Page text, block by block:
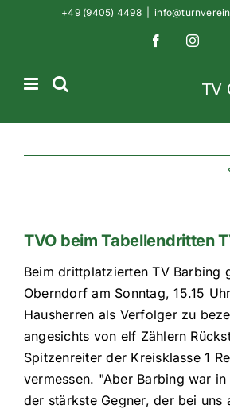
+49 (9405) 4498
Facebook
TVO beim Tabellendritten
Beim drittplatzierten TV Barbing
Oberndorf am Sonntag, 15.15
Hausherren als Verfolger zu
angesichts von elf Zählern
Spitzenreiter der Kreisklasse 1
vermessen. "Aber Barbing war
der stärkste Gegner, der bei uns